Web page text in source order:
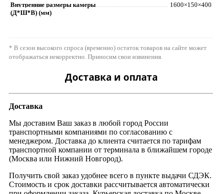
Внутренние размеры камеры
(Д*Ш*В) (мм)
1600×150×400
* В сезон высокого спроса (временно) остаток товаров на сайте может
отображаться некорректно. Приносим свои извинения.
Доставка и оплата
Доставка
Мы доставим Ваш заказ в любой город России
транспортными компаниями по согласованию с
менеджером. Доставка до клиента считается по тарифам
транспортной компании от терминала в ближайшем городе
(Москва или Нижний Новгород).
Получить свой заказ удобнее всего в пункте выдачи СДЭК.
Стоимость и срок доставки рассчитывается автоматически